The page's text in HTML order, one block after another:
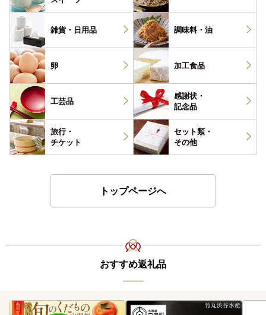
雑貨・ 日用品 調味料・ 油
卵 加工食品
工芸品
感謝状・
記念品
旅行・
チケット
セット類・
その他
トップページへ
おすすめ返礼品